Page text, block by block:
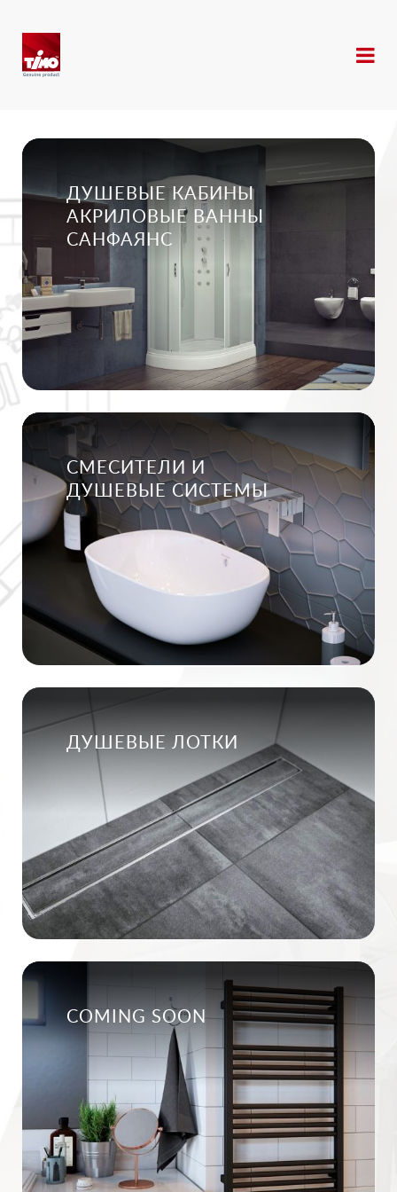
ДУШЕВЫЕ КАБИНЫ
АКРИЛОВЫЕ ВАННЫ
САНФАЯНС
СМЕСИТЕЛИ И
ДУШЕВЫЕ СИСТЕМЫ
ДУШЕВЫЕ ЛОТКИ
COMING SOON